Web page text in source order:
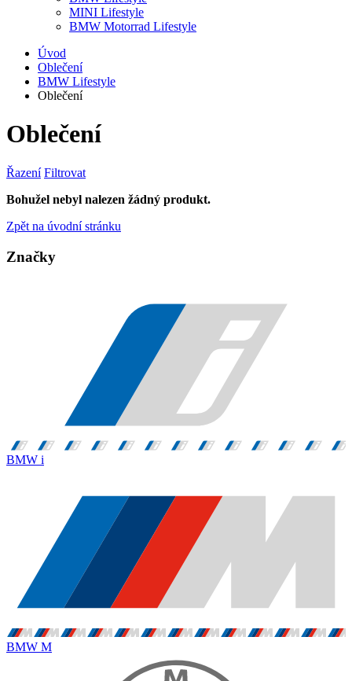
MINI Lifestyle
BMW Motorrad Lifestyle
Úvod
Oblečení
BMW Lifestyle
Oblečení
Oblečení
Řazení Filtrovat
Bohužel nebyl nalezen žádný produkt.
Zpět na úvodní stránku
Značky
BMW i
BMW M